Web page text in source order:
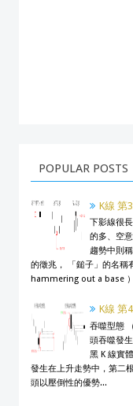
POPULAR POSTS
K線 第
下影線很
的多、空
趨勢中則
的徵兆， 「鎚子」的名稱
hammering out a base
K線 第
吞噬型態
頭吞噬發
黑 K 線實
發生在上升走勢中，第二
頭以壓倒性的優勢...